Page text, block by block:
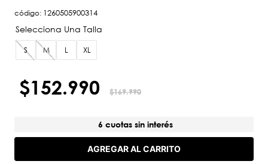
código: 1260505900314
S M L XL
$152.990 $169.990
6 cuotas sin interés
AGREGAR AL CARRITO